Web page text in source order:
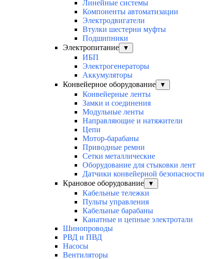
Линейные системы
Компоненты автоматизации
Электродвигатели
Втулки шестерни муфты
Подшипники
Электропитание
▼
ИБП
Электрогенераторы
Аккумуляторы
Конвейерное оборудование
▼
Конвейерные ленты
Замки и соединения
Модульные ленты
Направляющие и натяжители
Цепи
Мотор-барабаны
Приводные ремни
Сетки металлические
Оборудование для стыковки лент
Датчики конвейерной безопасности
Крановое оборудование
▼
Кабельные тележки
Пульты управления
Кабельные барабаны
Канатные и цепные электротали
Шинопроводы
РВД и ПВД
Насосы
Вентиляторы